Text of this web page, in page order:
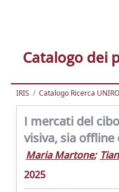
Catalogo dei
IRIS Catalogo Ricerca
I mercati del
visiva, sia offline
Maria Martone;
2025